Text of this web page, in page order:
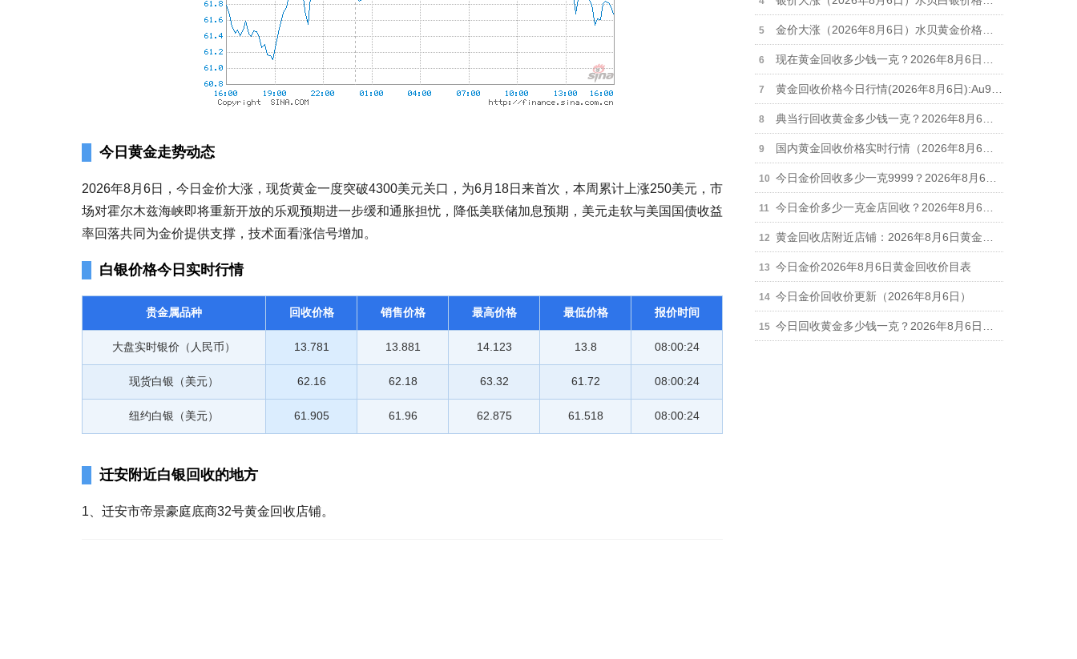
今日黄金走势动态
2026年8月6日，今日金价大涨，现货黄金一度突破4300美元关口，为6月18日来首次，本周累计上涨250美元，市
场对霍尔木兹海峡即将重新开放的乐观预期进一步缓和通胀担忧，降低美联储加息预期，美元走软与美国国债收益
率回落共同为金价提供支撑，技术面看涨信号增加。
白银价格今日实时行情
贵金属品种 回收价格 销售价格 最高价格 最低价格 报价时间
大盘实时银价（人民币） 13.781 13.881 14.123 13.8 08:00:24
现货白银（美元） 62.16 62.18 63.32 61.72 08:00:24
纽约白银（美元） 61.905 61.96 62.875 61.518 08:00:24
迁安附近白银回收的地方
1、迁安市帝景豪庭底商32号黄金回收店铺。
今日金价2026年8月6日黄金回收价目表
今日金价回收价更新（2026年8月6日）